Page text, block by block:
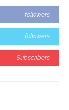
followers
followers
Subscribers